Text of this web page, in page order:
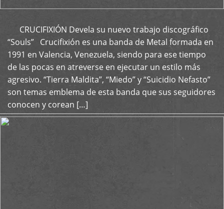
CRUCIFIXIÓN Devela su nuevo trabajo discográfico
“Souls” Crucifixión es una banda de Metal formada en
1991 en Valencia, Venezuela, siendo para ese tiempo
de las pocas en atreverse en ejecutar un estilo más
agresivo. “Tierra Maldita”, “Miedo” y “Suicidio Nefasto”
son temas emblema de esta banda que sus seguidores
conocen y corean […]
+